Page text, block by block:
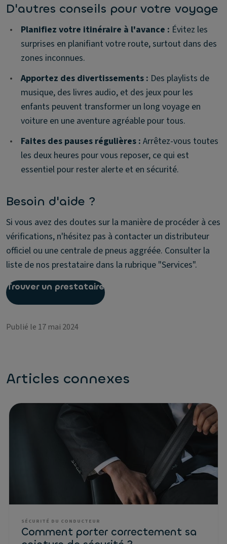
D'autres conseils pour votre voyage
• Planifiez votre itinéraire à l'avance : Évitez les
surprises en planifiant votre route, surtout dans des
zones inconnues.
•
Apportez des divertissements : Des playlists de
musique, des livres audio, et des jeux pour les
enfants peuvent transformer un long voyage en
voiture en une aventure agréable pour tous.
•
Faites des pauses régulières : Arrêtez-vous toutes
les deux heures pour vous reposer, ce qui est
essentiel pour rester alerte et en sécurité.
Besoin d'aide ?
Si vous avez des doutes sur la manière de procéder à ces
vérifications, n'hésitez pas à contacter un distributeur
officiel ou une centrale de pneus aggréée. Consulter la
liste de nos prestataire dans la rubrique "Services".
Trouver un prestataire
Publié le 17 mai 2024
Articles connexes
SÉCURITÉ DU CONDUCTEUR
Comment porter correctement sa